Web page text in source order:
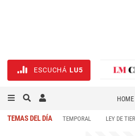
ESCUCHÁ LU5
HOME
TEMAS DEL DÍA TEMPORAL LEY DE